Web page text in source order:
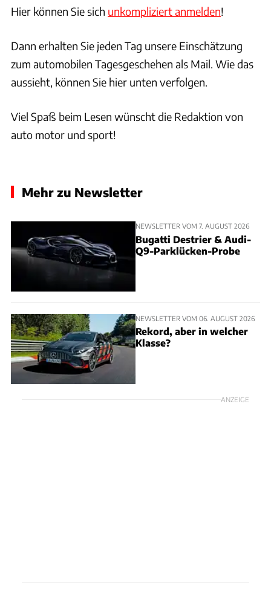
Hier können Sie sich unkompliziert anmelden!
Dann erhalten Sie jeden Tag unsere Einschätzung
zum automobilen Tagesgeschehen als Mail. Wie das
aussieht, können Sie hier unten verfolgen.
Viel Spaß beim Lesen wünscht die Redaktion von
auto motor und sport!
Mehr zu Newsletter
NEWSLETTER VOM 7. AUGUST 2026
Bugatti Destrier & Audi-
Q9-Parklücken-Probe
NEWSLETTER VOM 06. AUGUST 2026
Rekord, aber in welcher
Klasse?
ANZEIGE